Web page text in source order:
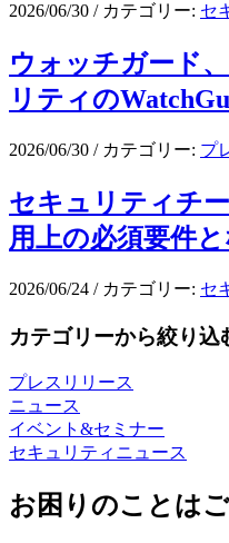
2026/06/30 / カテゴリー: セ
ウォッチガード
リティの
2026/06/30 / カテゴリー: プ
セキュリティチ
用上の必須要件
2026/06/24 / カテゴリー: セ
カテゴリーから絞り込
プレスリリース
ニュース
イベント&セミナー
セキュリティニュース
お困りのことは